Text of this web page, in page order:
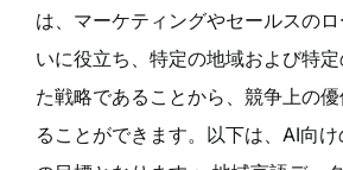
は、マーケティングやセールスの
いに役立ち、特定の地域および特
た戦略であることから、競争上の
ることができます。以下は、AI向